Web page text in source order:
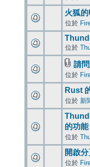
火狐
位於
位於
請
位於
Rust
位於 新
的功能
位於
開啟
位於